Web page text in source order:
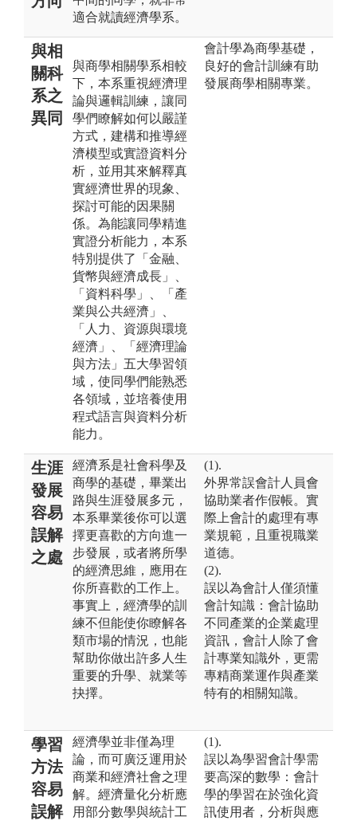
適合就讀經濟學系。
與相
關科
系之
異同
與商學相關學系相較
下，本系重視經濟理
論與邏輯訓練，讓同
學們瞭解如何以嚴謹
方式，建構和推導經
濟模型或實證資料分
析，並用其來解釋真
實經濟世界的現象、
探討可能的因果關
係。為能讓同學精進
實證分析能力，本系
特別提供了「金融、
貨幣與經濟成長」、
「資料科學」、「產
業與公共經濟」、
「人力、資源與環境
經濟」、「經濟理論
與方法」五大學習領
域，使同學們能熟悉
各領域，並培養使用
程式語言與資料分析
能力。
會計學為商學基礎，
良好的會計訓練有助
發展商學相關專業。
生涯
發展
容易
誤解
之處
經濟系是社會科學及
商學的基礎，畢業出
路與生涯發展多元，
本系畢業後你可以選
擇更喜歡的方向進一
步發展，或者將所學
的經濟思維，應用在
你所喜歡的工作上。
事實上，經濟學的訓
練不但能使你瞭解各
類市場的情況，也能
幫助你做出許多人生
重要的升學、就業等
抉擇。
(1).
外界常誤會計人員會
協助業者作假帳。實
際上會計的處理有專
業規範，且重視職業
道德。
(2).
誤以為會計人僅須懂
會計知識：會計協助
不同產業的企業處理
資訊，會計人除了會
計專業知識外，更需
專精商業運作與產業
特有的相關知識。
學習
方法
容易
誤解
經濟學並非僅為理
論，而可廣泛運用於
商業和經濟社會之理
解。經濟量化分析應
用部分數學與統計工
(1).
誤以為學習會計學需
要高深的數學：會計
學的學習在於強化資
訊使用者，分析與應